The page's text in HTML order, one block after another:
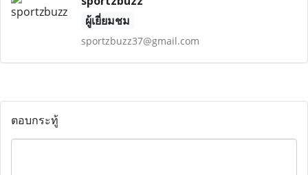
ผู้เยี่ยมชม
sportzbuzz37@gmail.com
ตอบกระทู้